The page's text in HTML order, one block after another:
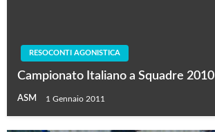
RESOCONTI AGONISTICA
Campionato Italiano a Squadre 2010
ASM 1 Gennaio 2011